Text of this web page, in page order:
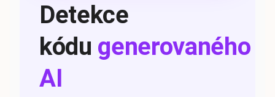
Detekce
kódu generovaného
AI